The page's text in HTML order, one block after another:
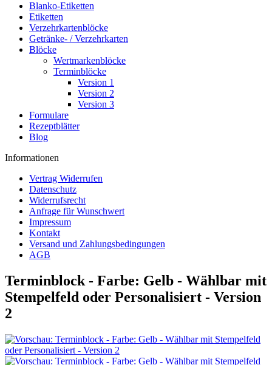
Blanko-Etiketten
Etiketten
Verzehrkartenblöcke
Getränke- / Verzehrkarten
Blöcke
Wertmarkenblöcke
Terminblöcke
Version 1
Version 2
Version 3
Formulare
Rezeptblätter
Blog
Informationen
Vertrag Widerrufen
Datenschutz
Widerrufsrecht
Anfrage für Wunschwert
Impressum
Kontakt
Versand und Zahlungsbedingungen
AGB
Terminblock - Farbe: Gelb - Wählbar mit
Stempelfeld oder Personalisiert - Version
2